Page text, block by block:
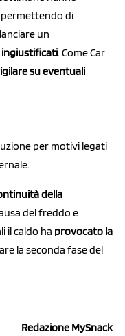
di
un
ingiustificati. Come Car
su eventuali
per motivi legati
della
del freddo e
il caldo ha provocato la
la seconda fase del
Redazione MySnack